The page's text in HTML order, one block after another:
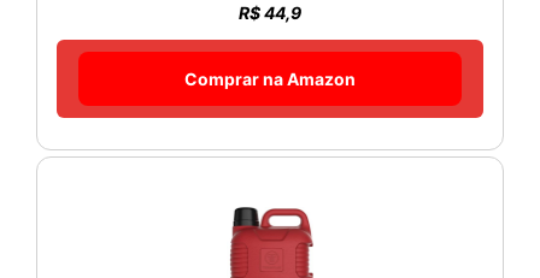
R$ 44,9
Comprar na Amazon